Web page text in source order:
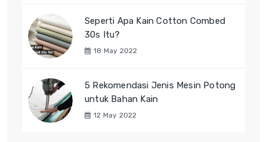
Seperti Apa Kain Cotton Combed
30s Itu?
18 May 2022
5 Rekomendasi Jenis Mesin Potong
untuk Bahan Kain
12 May 2022